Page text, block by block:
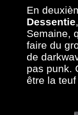
En
Dessentie
Semaine,
faire du
de
pas punk.
être la